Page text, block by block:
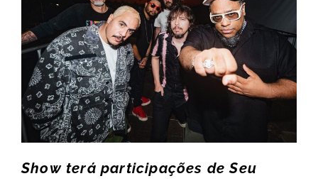
Show terá participações de Seu